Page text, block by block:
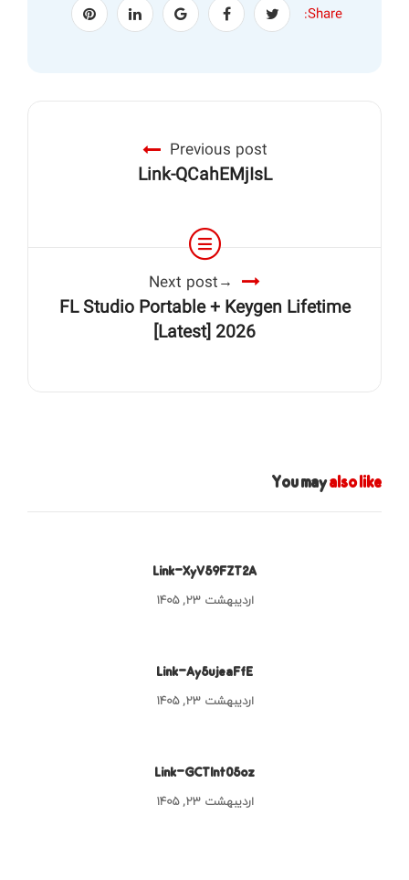
Share:
Previous post
Link-QCahEMjIsL
Next post
FL Studio Portable + Keygen Lifetime
[Latest] 2026
You mayalso like
Link-XyV59FZT2A
اردیبهشت ۲۳, ۱۴۰۵
Link-Ay5ujeaFfE
اردیبهشت ۲۳, ۱۴۰۵
Link-GCTInt05oz
اردیبهشت ۲۳, ۱۴۰۵